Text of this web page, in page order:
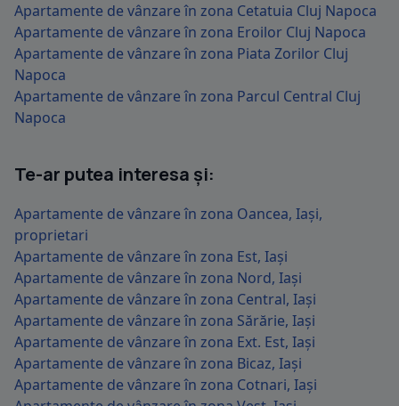
Apartamente de vânzare în zona Cetatuia Cluj Napoca
Apartamente de vânzare în zona Eroilor Cluj Napoca
Apartamente de vânzare în zona Piata Zorilor Cluj
Napoca
Apartamente de vânzare în zona Parcul Central Cluj
Napoca
Te-ar putea interesa și:
Apartamente de vânzare în zona Oancea, Iași,
proprietari
Apartamente de vânzare în zona Est, Iași
Apartamente de vânzare în zona Nord, Iași
Apartamente de vânzare în zona Central, Iași
Apartamente de vânzare în zona Sărărie, Iași
Apartamente de vânzare în zona Ext. Est, Iași
Apartamente de vânzare în zona Bicaz, Iași
Apartamente de vânzare în zona Cotnari, Iași